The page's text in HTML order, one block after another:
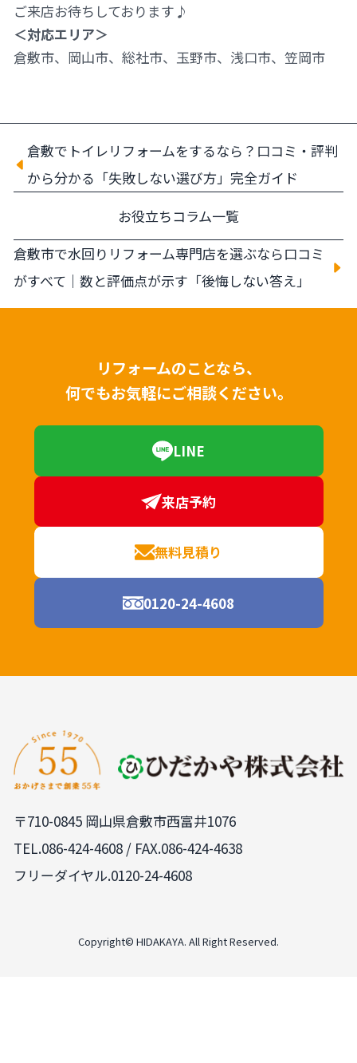
ご来店お待ちしております♪
＜対応エリア＞
倉敷市、岡山市、総社市、玉野市、浅口市、笠岡市
倉敷でトイレリフォームをするなら？口コミ・評判
から分かる「失敗しない選び方」完全ガイド
お役立ちコラム一覧
倉敷市で水回りリフォーム専門店を選ぶなら口コミ
がすべて｜数と評価点が示す「後悔しない答え」
リフォームのことなら、
何でもお気軽にご相談ください。
LINE
来店予約
無料見積り
0120-24-4608
〒710-0845 岡山県倉敷市西富井1076
TEL.086-424-4608 / FAX.086-424-4638
フリーダイヤル.0120-24-4608
Copyright© HIDAKAYA. All Right Reserved.